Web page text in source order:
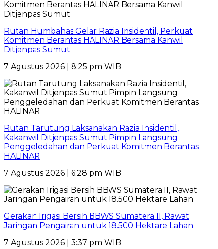
Rutan Humbahas Gelar Razia Insidentil, Perkuat
Komitmen Berantas HALINAR Bersama Kanwil
Ditjenpas Sumut
7 Agustus 2026 | 8:25 pm WIB
Rutan Tarutung Laksanakan Razia Insidentil,
Kakanwil Ditjenpas Sumut Pimpin Langsung
Penggeledahan dan Perkuat Komitmen Berantas
HALINAR
7 Agustus 2026 | 6:28 pm WIB
Gerakan Irigasi Bersih BBWS Sumatera II, Rawat
Jaringan Pengairan untuk 18.500 Hektare Lahan
7 Agustus 2026 | 3:37 pm WIB